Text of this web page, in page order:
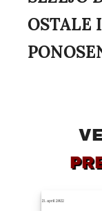
OSTALE